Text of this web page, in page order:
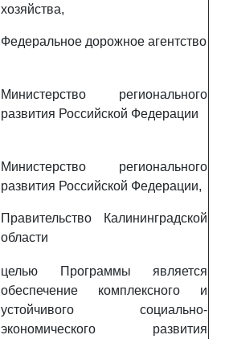
хозяйства,
Федеральное дорожное агентство
Министерство регионального
развития Российской Федерации
Министерство регионального
развития Российской Федерации,
Правительство Калининградской
области
целью Программы является
обеспечение комплексного и
устойчивого социально-
экономического развития